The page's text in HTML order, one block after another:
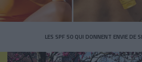
LES SPF 50 QUI DONNENT ENVIE DE